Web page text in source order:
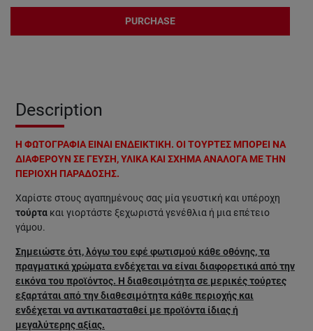
PURCHASE
Description
Η ΦΩΤΟΓΡΑΦΙΑ ΕΙΝΑΙ ΕΝΔΕΙΚΤΙΚΗ. ΟΙ ΤΟΥΡΤΕΣ ΜΠΟΡΕΙ ΝΑ
ΔΙΑΦΕΡΟΥΝ ΣΕ ΓΕΥΣΗ, ΥΛΙΚΑ ΚΑΙ ΣΧΗΜΑ ΑΝΑΛΟΓΑ ΜΕ ΤΗΝ
ΠΕΡΙΟΧΗ ΠΑΡΑΔΟΣΗΣ.
Χαρίστε στους αγαπημένους σας μία γευστική και υπέροχη
τούρτα και γιορτάστε ξεχωριστά γενέθλια ή μια επέτειο
γάμου.
Σημειώστε ότι, λόγω του εφέ φωτισμού κάθε οθόνης, τα
πραγματικά χρώματα ενδέχεται να είναι διαφορετικά από την
εικόνα του προϊόντος. Η διαθεσιμότητα σε μερικές τούρτες
εξαρτάται από την διαθεσιμότητα κάθε περιοχής και
ενδέχεται να αντικατασταθεί με προϊόντα ίδιας ή
μεγαλύτερης αξίας.